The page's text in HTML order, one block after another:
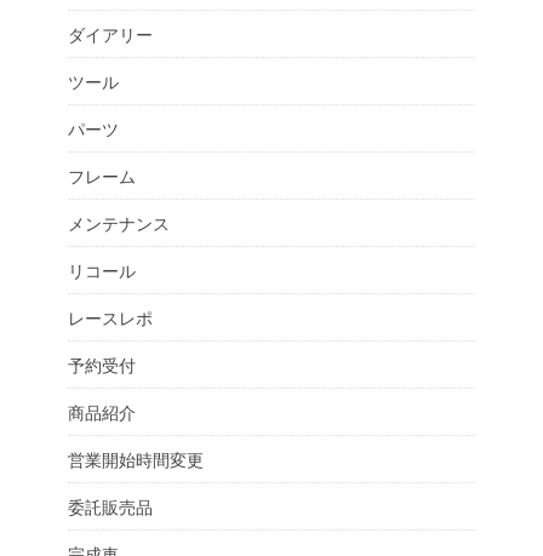
ダイアリー
ツール
パーツ
フレーム
メンテナンス
リコール
レースレポ
予約受付
商品紹介
営業開始時間変更
委託販売品